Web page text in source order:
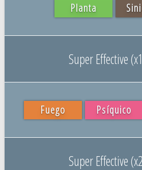
Planta
Super Effective
Fuego Psíquico
Super Effective